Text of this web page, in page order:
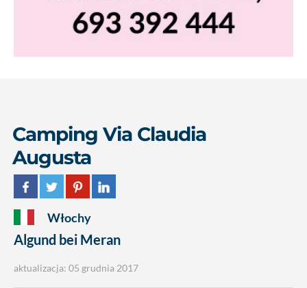
Camping Via Claudia
Augusta
Włochy
Algund bei Meran
aktualizacja: 05 grudnia 2017